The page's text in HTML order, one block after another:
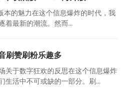
的魅力在这个信息爆炸的时代，我
着最新的潮流。然而...
刷赞刷粉乐趣多
关于数字狂欢的反思在这个信息爆炸
生活中不可或缺的一部分。刷...